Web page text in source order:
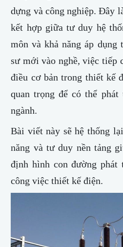
dựng và công nghiệp. Đây
kết hợp giữa tư duy hệ
môn và khả năng áp
sư mới vào nghề, việc tiếp
điều cơ bản trong thiết kế
quan trọng để có thể
ngành.
Bài viết này sẽ hệ thống
năng và tư duy nền tảng
định hình con đường phát
công việc thiết kế điện.